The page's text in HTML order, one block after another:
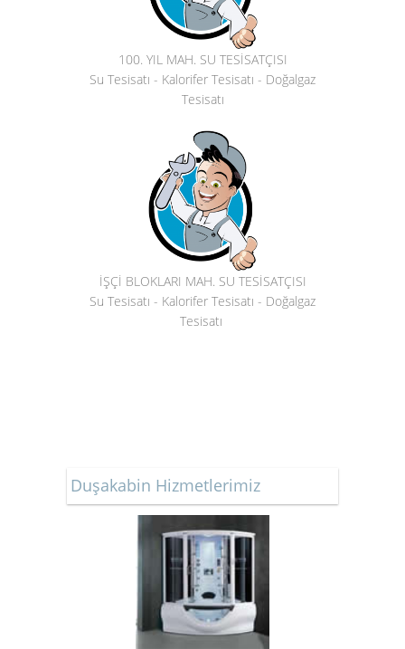
100. YIL MAH. SU TESİSATÇISI
Su Tesisatı - Kalorifer Tesisatı - Doğalgaz
Tesisatı
İŞÇİ BLOKLARI MAH. SU TESİSATÇISI
Su Tesisatı - Kalorifer Tesisatı - Doğalgaz
Tesisatı
Duşakabin Hizmetlerimiz